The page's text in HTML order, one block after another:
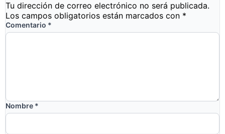
Tu dirección de correo electrónico no será publicada.
Los campos obligatorios están marcados con *
Comentario *
Nombre *